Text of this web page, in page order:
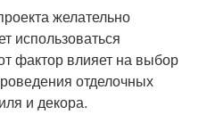
желательно
использоваться
фактор влияет на выбор
отделочных
и декора.